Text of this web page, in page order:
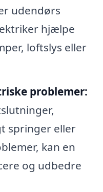
udendørs
hjælpe
loftslys eller
problemer:
springer eller
kan en
og udbedre